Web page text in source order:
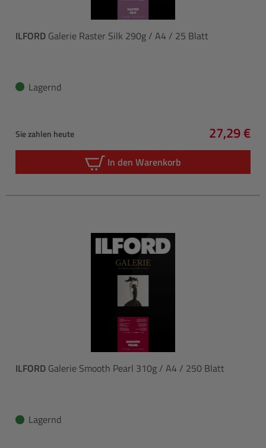
ILFORD Galerie Raster Silk 290g / A4 / 25 Blatt
Lagernd
Sie zahlen heute 27,29 €
In den Warenkorb
ILFORD Galerie Smooth Pearl 310g / A4 / 250 Blatt
Lagernd